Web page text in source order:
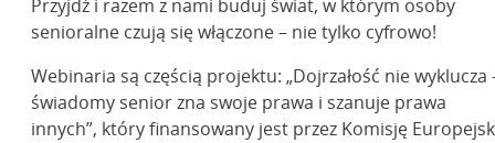
Przyjdź i razem z nami buduj świat, w którym osoby
senioralne czują się włączone – nie tylko cyfrowo!
Webinaria są częścią projektu: „Dojrzałość nie wyklucza
świadomy senior zna swoje prawa i szanuje prawa
innych”, który finansowany jest przez Komisję